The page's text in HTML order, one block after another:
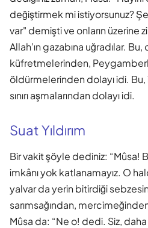
değiştirmek mi istiyorsunuz?
var" demişti ve onların üzerine
Allah’ın gazabına uğradılar.
küfretmelerinden,
öldürmelerinden dolayı idi.
sınırı aşmalarından dolayı idi.
Suat Yıldırım
Bir vakit şöyle dediniz: “Mûsa!
imkânı yok katlanamayız. O
yalvar da yerin bitirdiği
sarımsağından,
Mûsa da: “Ne o! dedi. Siz,